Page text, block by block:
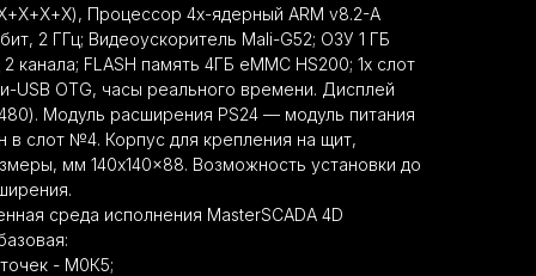
Процессор 4х-ядерный ARM v8.2-A
2 ГГц; Видеоускоритель Mali-G52; ОЗУ 1 ГБ
канала; FLASH память 4ГБ eMMC HS200; 1x слот
USB OTG, часы реального времени. Дисплей
Модуль расширения PS24 — модуль питания
в слот №4. Корпус для крепления на щит,
мм 140x140x88. Возможность установки до
среда исполнения MasterSCADA 4D
- М0К5;